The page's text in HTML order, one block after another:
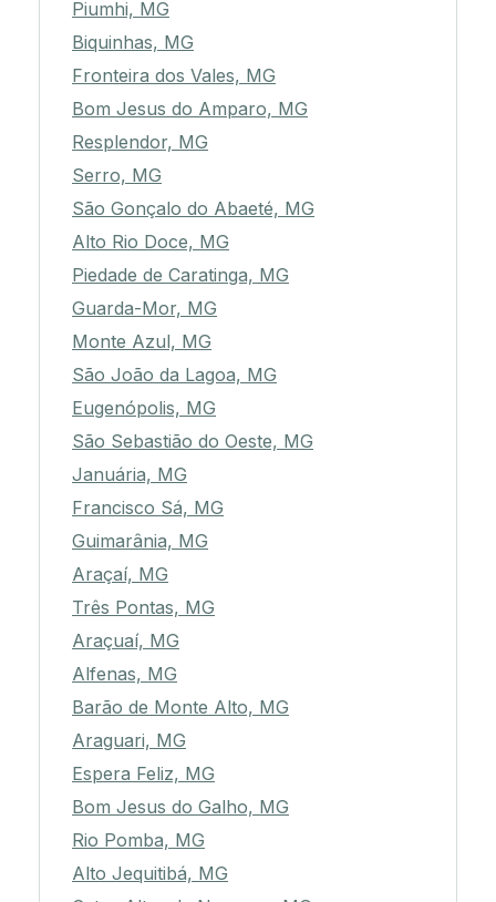
Piumhi, MG
Biquinhas, MG
Fronteira dos Vales, MG
Bom Jesus do Amparo, MG
Resplendor, MG
Serro, MG
São Gonçalo do Abaeté, MG
Alto Rio Doce, MG
Piedade de Caratinga, MG
Guarda-Mor, MG
Monte Azul, MG
São João da Lagoa, MG
Eugenópolis, MG
São Sebastião do Oeste, MG
Januária, MG
Francisco Sá, MG
Guimarânia, MG
Araçaí, MG
Três Pontas, MG
Araçuaí, MG
Alfenas, MG
Barão de Monte Alto, MG
Araguari, MG
Espera Feliz, MG
Bom Jesus do Galho, MG
Rio Pomba, MG
Alto Jequitibá, MG